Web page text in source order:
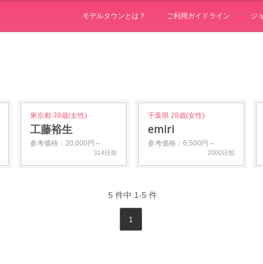
モデルタウンとは？ ご利用ガイドライン ジ
東京都 39歳(女性)
工藤裕生
参考価格：20,000円～
314日前
千葉県 28歳(女性)
emiri
参考価格：6,500円～
2000日前
5 件中 1-5 件
1